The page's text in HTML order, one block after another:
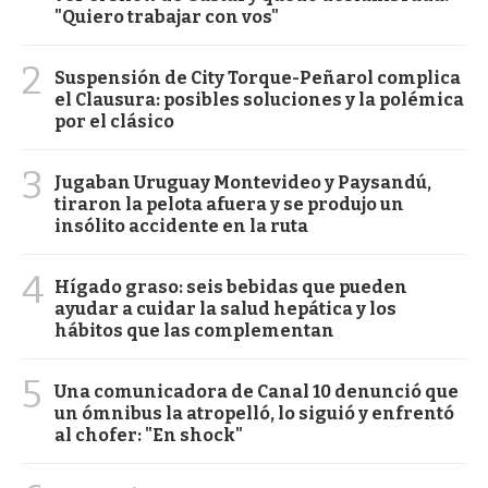
"Quiero trabajar con vos"
2
Suspensión de City Torque-Peñarol complica
el Clausura: posibles soluciones y la polémica
por el clásico
3
Jugaban Uruguay Montevideo y Paysandú,
tiraron la pelota afuera y se produjo un
insólito accidente en la ruta
4 Hígado graso: seis bebidas que pueden
ayudar a cuidar la salud hepática y los
hábitos que las complementan
5
Una comunicadora de Canal 10 denunció que
un ómnibus la atropelló, lo siguió y enfrentó
al chofer: "En shock"